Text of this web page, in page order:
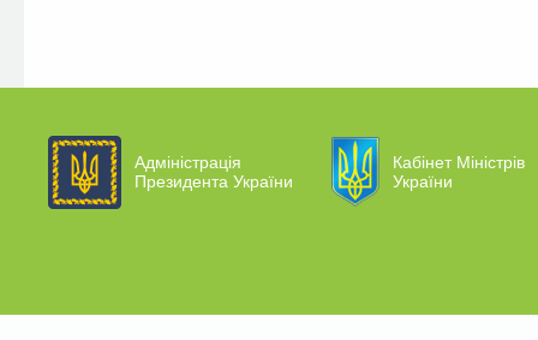
Адміністрація
Президента України
Кабінет Міністрів
України